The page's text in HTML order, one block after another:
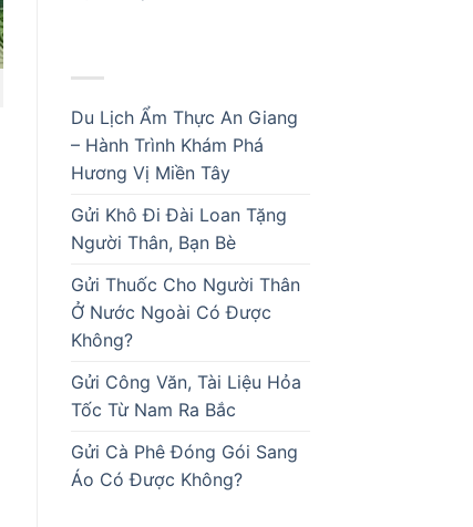
Du Lịch Ẩm Thực An Giang
– Hành Trình Khám Phá
Hương Vị Miền Tây
Gửi Khô Đi Đài Loan Tặng
Người Thân, Bạn Bè
Gửi Thuốc Cho Người Thân
Ở Nước Ngoài Có Được
Không?
Gửi Công Văn, Tài Liệu Hỏa
Tốc Từ Nam Ra Bắc
Gửi Cà Phê Đóng Gói Sang
Áo Có Được Không?